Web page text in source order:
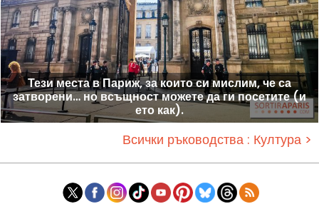
Тези места в Париж, за които си мислим, че са
затворени… но всъщност можете да ги посетите (и
ето как).
Всички ръководства : Култура >